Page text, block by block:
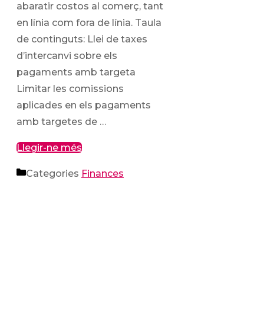
abaratir costos al comerç, tant
en línia com fora de línia. Taula
de continguts: Llei de taxes
d’intercanvi sobre els
pagaments amb targeta
Limitar les comissions
aplicades en els pagaments
amb targetes de …
Llegir-ne més
Categories Finances